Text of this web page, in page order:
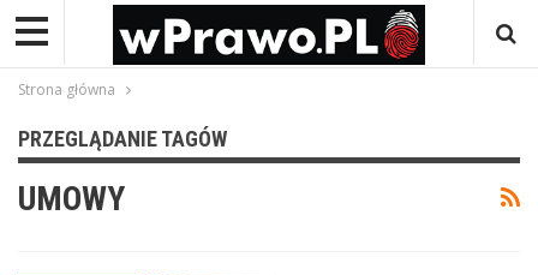
Strona główna
PRZEGLĄDANIE TAGÓW
UMOWY